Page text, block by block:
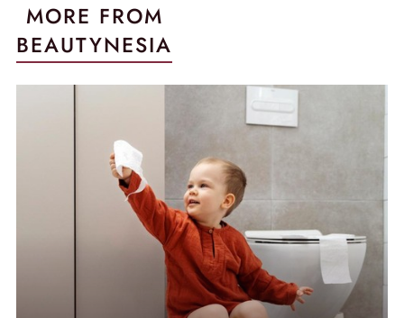
MORE FROM
BEAUTYNESIA